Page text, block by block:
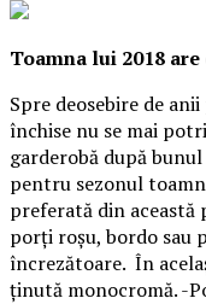
Toamna lui 2018
Spre deosebire de
închise nu se mai
garderobă după
pentru sezonul
preferată din această
porţi roşu, bordo sau
încrezătoare. În
ţinută monocromă.-